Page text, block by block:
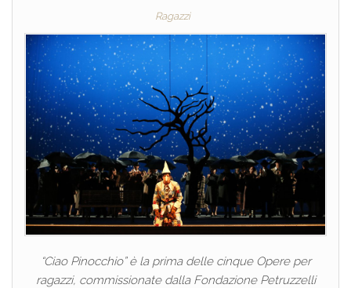
Ragazzi
“Ciao Pinocchio” è la prima delle cinque Opere per
ragazzi, commissionate dalla Fondazione Petruzzelli